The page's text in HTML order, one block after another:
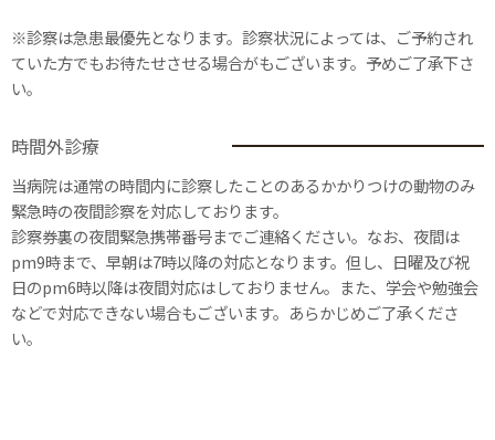
※診察は急患最優先となります。診察状況によっては、ご予約され
ていた方でもお待たせさせる場合がもございます。予めご了承下さ
い。
時間外診療
当病院は通常の時間内に診察したことのあるかかりつけの動物のみ
緊急時の夜間診察を対応しております。
診察券裏の夜間緊急携帯番号までご連絡ください。なお、夜間は
pm9時まで、早朝は7時以降の対応となります。但し、日曜及び祝
日のpm6時以降は夜間対応はしておりません。また、学会や勉強会
などで対応できない場合もございます。あらかじめご了承くださ
い。